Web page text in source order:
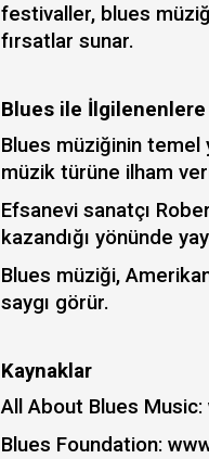
festivaller, blues
fırsatlar sunar.
Blues ile
Blues müziğinin temel
müzik türüne ilham
Efsanevi sanatçı
kazandığı yönünde
Blues müziği,
saygı görür.
Kaynaklar
All About Blues
Blues Foundation: